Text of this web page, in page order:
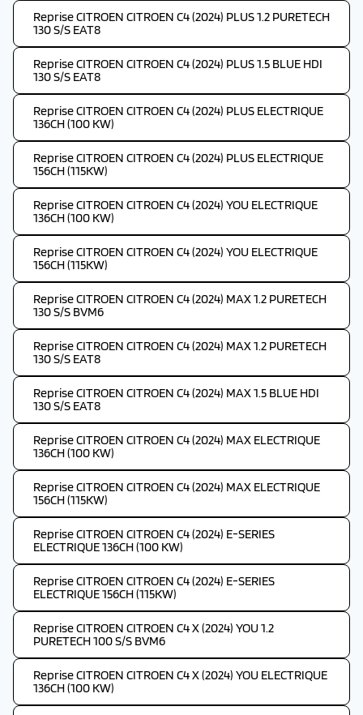
Reprise CITROEN CITROEN C4 (2024) PLUS 1.2 PURETECH
130 S/S EAT8
Reprise CITROEN CITROEN C4 (2024) PLUS 1.5 BLUE HDI
130 S/S EAT8
Reprise CITROEN CITROEN C4 (2024) PLUS ELECTRIQUE
136CH (100 KW)
Reprise CITROEN CITROEN C4 (2024) PLUS ELECTRIQUE
156CH (115KW)
Reprise CITROEN CITROEN C4 (2024) YOU ELECTRIQUE
136CH (100 KW)
Reprise CITROEN CITROEN C4 (2024) YOU ELECTRIQUE
156CH (115KW)
Reprise CITROEN CITROEN C4 (2024) MAX 1.2 PURETECH
130 S/S BVM6
Reprise CITROEN CITROEN C4 (2024) MAX 1.2 PURETECH
130 S/S EAT8
Reprise CITROEN CITROEN C4 (2024) MAX 1.5 BLUE HDI
130 S/S EAT8
Reprise CITROEN CITROEN C4 (2024) MAX ELECTRIQUE
136CH (100 KW)
Reprise CITROEN CITROEN C4 (2024) MAX ELECTRIQUE
156CH (115KW)
Reprise CITROEN CITROEN C4 (2024) E-SERIES
ELECTRIQUE 136CH (100 KW)
Reprise CITROEN CITROEN C4 (2024) E-SERIES
ELECTRIQUE 156CH (115KW)
Reprise CITROEN CITROEN C4 X (2024) YOU 1.2
PURETECH 100 S/S BVM6
Reprise CITROEN CITROEN C4 X (2024) YOU ELECTRIQUE
136CH (100 KW)